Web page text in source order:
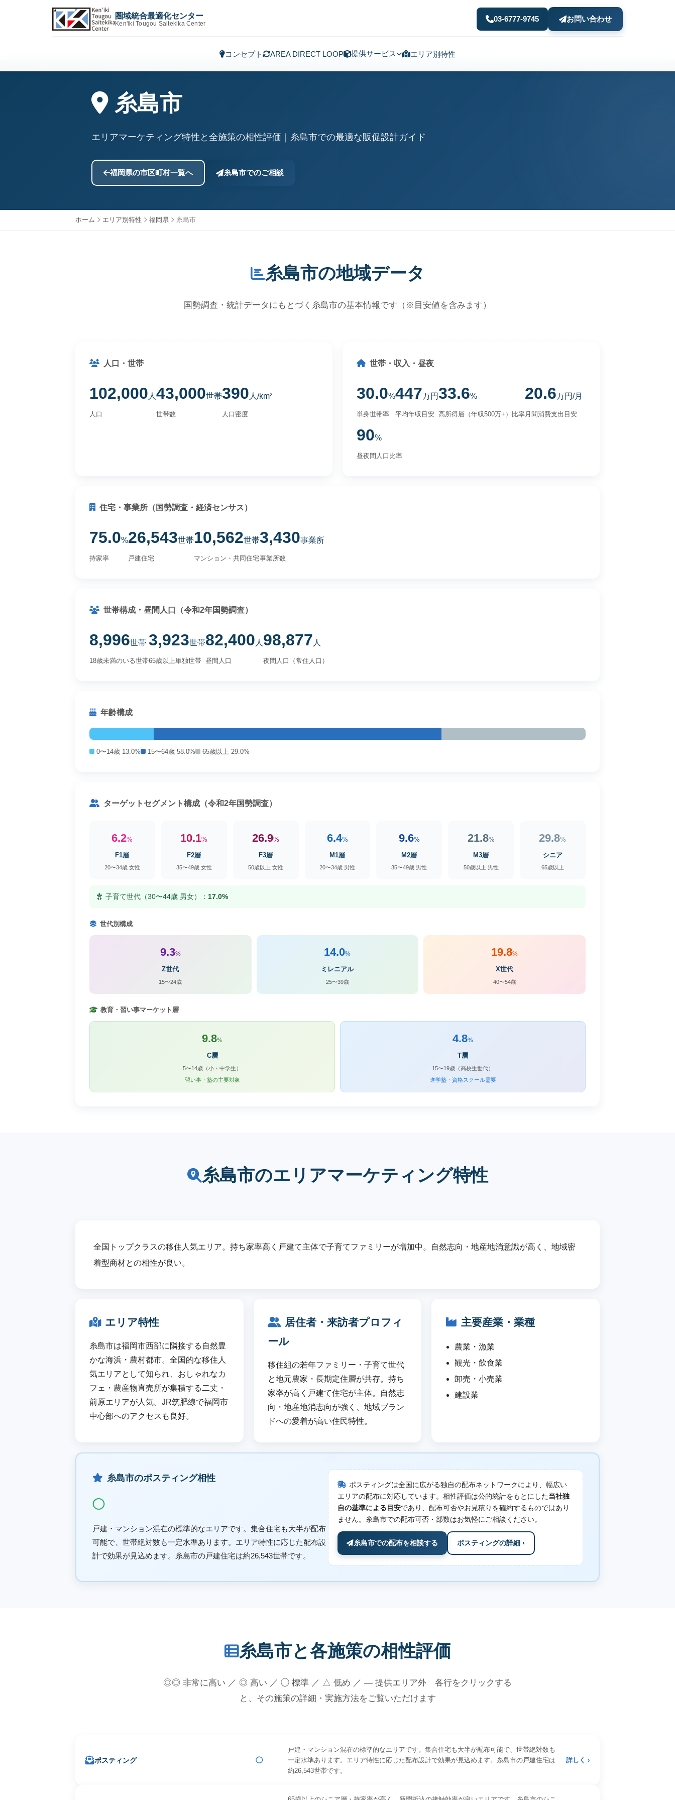
圏域統合最適化センター
Ken'iki Tougou Saitekika Center
03-6777-9745 お問い合わせ
コンセプト AREA DIRECT LOOP 提供サービス エリア別特性
糸島市
エリアマーケティング特性と全施策の相性評価｜糸島市での最適な販促設計ガイド
福岡県の市区町村一覧へ 糸島市でのご相談
ホーム エリア別特性 福岡県 糸島市
糸島市の地域データ
国勢調査・統計データにもとづく糸島市の基本情報です（※目安値を含みます）
人口・世帯
102,000 人
人口
43,000世帯
世帯数
390 人/km²
人口密度
世帯・収入・昼夜
30.0%
単身世帯率
447万円
平均年収目安
33.6%
高所得層（年収500万+）比率
20.6万円/月
月間消費支出目安
90%
昼夜間人口比率
住宅・事業所（国勢調査・経済センサス）
75.0%
持家率
26,543世帯
戸建住宅
10,562世帯
マンション・共同住宅
3,430事業所
事業所数
世帯構成・昼間人口（令和2年国勢調査）
8,996世帯
18歳未満のいる世帯
3,923世帯
65歳以上単独世帯
82,400 人
昼間人口
98,877 人
夜間人口（常住人口）
年齢構成
0〜14歳 13.0% 15〜64歳 58.0% 65歳以上 29.0%
ターゲットセグメント構成（令和2年国勢調査）
6.2%
F1層
20〜34歳 女性
10.1%
F2層
35〜49歳 女性
26.9%
F3層
50歳以上 女性
6.4%
M1層
20〜34歳 男性
9.6%
M2層
35〜49歳 男性
21.8%
M3層
50歳以上 男性
29.8%
シニア
65歳以上
子育て世代（30〜44歳 男女）： 17.0%
世代別構成
9.3%
Z世代
15〜24歳
14.0%
ミレニアル
25〜39歳
19.8%
X世代
40〜54歳
教育・習い事マーケット層
9.8%
C層
5〜14歳（小・中学生）
習い事・塾の主要対象
4.8%
T層
15〜19歳（高校生世代）
進学塾・資格スクール需要
糸島市のエリアマーケティング特性
全国トップクラスの移住人気エリア。持ち家率高く戸建て主体で子育てファミリーが増加中。自然志向・地産地消意識が高く、地域密
着型商材との相性が良い。
エリア特性
糸島市は福岡市西部に隣接する自然豊
かな海浜・農村都市。全国的な移住人
気エリアとして知られ、おしゃれなカ
フェ・農産物直売所が集積する二丈・
前原エリアが人気。JR筑肥線で福岡市
中心部へのアクセスも良好。
居住者・来訪者プロフィ
ール
移住組の若年ファミリー・子育て世代
と地元農家・長期定住層が共存。持ち
家率が高く戸建て住宅が主体。自然志
向・地産地消志向が強く、地域ブラン
ドへの愛着が高い住民特性。
主要産業・業種
農業・漁業
観光・飲食業
卸売・小売業
建設業
糸島市のポスティング相性
◯
戸建・マンション混在の標準的なエリアです。集合住宅も大半が配布
可能で、世帯絶対数も一定水準あります。エリア特性に応じた配布設
計で効果が見込めます。糸島市の戸建住宅は約26,543世帯です。
ポスティングは全国に広がる独自の配布ネットワークにより、幅広い
エリアの配布に対応しています。相性評価は公的統計をもとにした当社独
自の基準による目安であり、配布可否やお見積りを確約するものではあり
ません。糸島市での配布可否・部数はお気軽にご相談ください。
糸島市での配布を相談する ポスティングの詳細 ›
糸島市と各施策の相性評価
◎◎ 非常に高い ／ ◎ 高い ／ ◯ 標準 ／ △ 低め ／ — 提供エリア外 各行をクリックする
と、その施策の詳細・実施方法をご覧いただけます
ポスティング ◯
戸建・マンション混在の標準的なエリアです。集合住宅も大半が配布可能で、世帯絶対数も
一定水準あります。エリア特性に応じた配布設計で効果が見込めます。糸島市の戸建住宅は
約26,543世帯です。
詳しく ›